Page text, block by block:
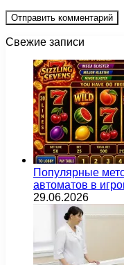
Свежие записи
Популярные
автоматов в
29.06.2026